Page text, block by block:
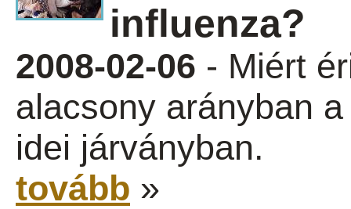
influenza?
2008-02-06 - Miért
alacsony arányban
idei járványban.
tovább »